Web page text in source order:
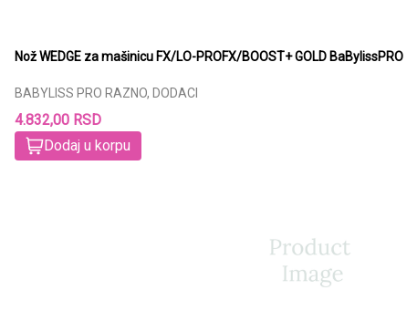
Nož WEDGE za mašinicu FX/LO-PROFX/BOOST+ GOLD BaBylissPRO
BABYLISS PRO RAZNO, DODACI
4.832,00 RSD
Dodaj u korpu